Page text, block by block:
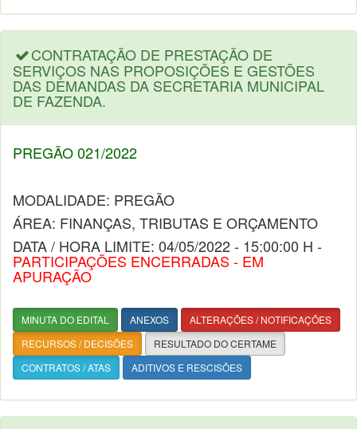
CONTRATAÇÃO DE PRESTAÇÃO DE
SERVIÇOS NAS PROPOSIÇÕES E GESTÕES
DAS DEMANDAS DA SECRETARIA MUNICIPAL
DE FAZENDA.
PREGÃO 021/2022
MODALIDADE: PREGÃO
ÁREA: FINANÇAS, TRIBUTAS E ORÇAMENTO
DATA / HORA LIMITE: 04/05/2022 - 15:00:00 H -
PARTICIPAÇÕES ENCERRADAS - EM
APURAÇÃO
MINUTA DO EDITAL ANEXOS
ALTERAÇÕES / NOTIFICAÇÕES
RECURSOS / DECISÕES
RESULTADO DO CERTAME
CONTRATOS / ATAS
ADITIVOS E RESCISÕES